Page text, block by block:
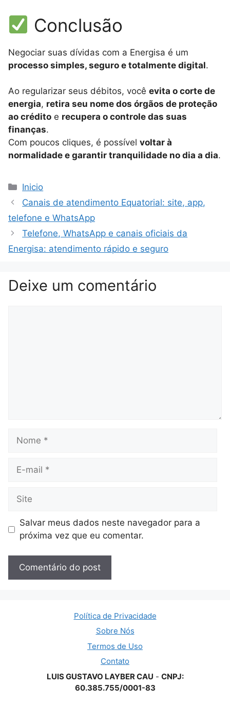
Conclusão
Negociar suas dívidas com a Energisa é um
processo simples, seguro e totalmente digital.
Ao regularizar seus débitos, você evita o corte de
energia, retira seu nome dos órgãos de proteção
ao crédito e recupera o controle das suas
finanças.
Com poucos cliques, é possível voltar à
normalidade e garantir tranquilidade no dia a dia.
Categorias
Inicio
Canais de atendimento Equatorial: site, app,
telefone e WhatsApp
Telefone, WhatsApp e canais oficiais da
Energisa: atendimento rápido e seguro
Deixe um comentário
Nome
Site
Salvar meus dados neste navegador para a
próxima vez que eu comentar.
Política de Privacidade
Sobre Nós
Termos de Uso
Contato
LUIS GUSTAVO LAYBER CAU - CNPJ:
60.385.755/0001-83